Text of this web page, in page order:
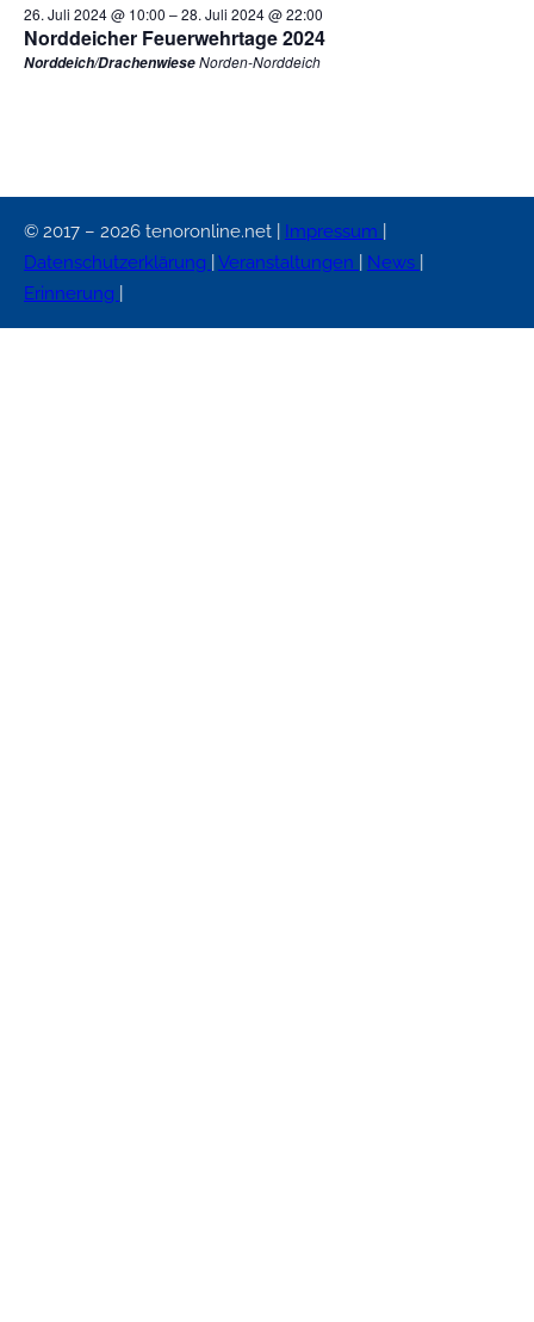
26. Juli 2024 @ 10:00 –28. Juli 2024 @ 22:00
Norddeicher Feuerwehrtage 2024
Norddeich/DrachenwieseNorden-Norddeich
© 2017 – 2026 tenoronline.net | Impressum
Datenschutzerklärung
Veranstaltungen News
Erinnerung